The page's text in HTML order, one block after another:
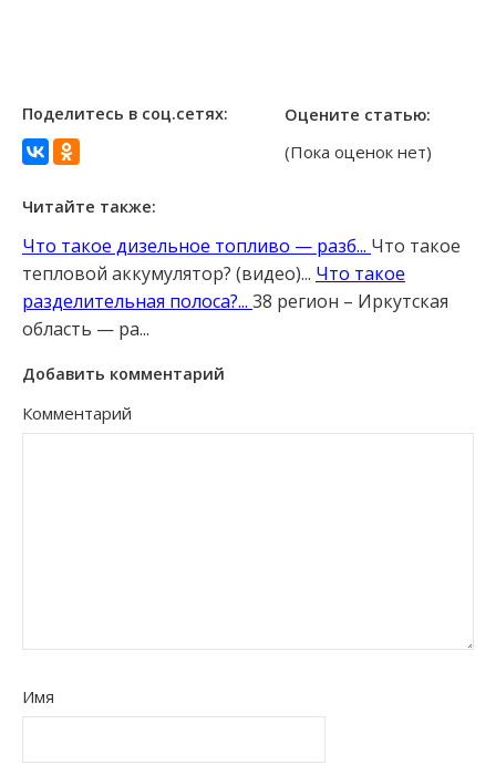
Поделитесь в соц.сетях: Оцените статью:
(Пока оценок нет)
Читайте также:
Что такое дизельное топливо — разб... Что такое
тепловой аккумулятор? (видео)... Что такое
разделительная полоса?... 38 регион – Иркутская
область — ра...
Добавить комментарий
Комментарий
Имя